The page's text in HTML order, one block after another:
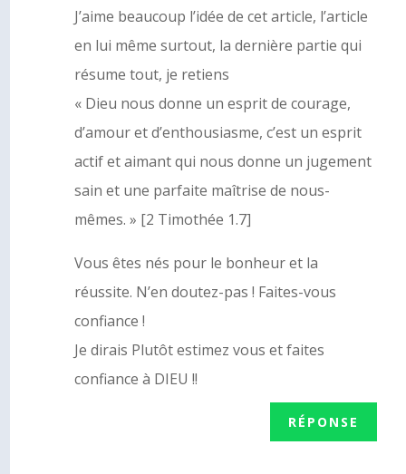
J’aime beaucoup l’idée de cet article, l’article
en lui même surtout, la dernière partie qui
résume tout, je retiens
« Dieu nous donne un esprit de courage,
d’amour et d’enthousiasme, c’est un esprit
actif et aimant qui nous donne un jugement
sain et une parfaite maîtrise de nous-
mêmes. » [2 Timothée 1.7]
Vous êtes nés pour le bonheur et la
réussite. N’en doutez-pas ! Faites-vous
confiance !
Je dirais Plutôt estimez vous et faites
confiance à DIEU !!
RÉPONSE